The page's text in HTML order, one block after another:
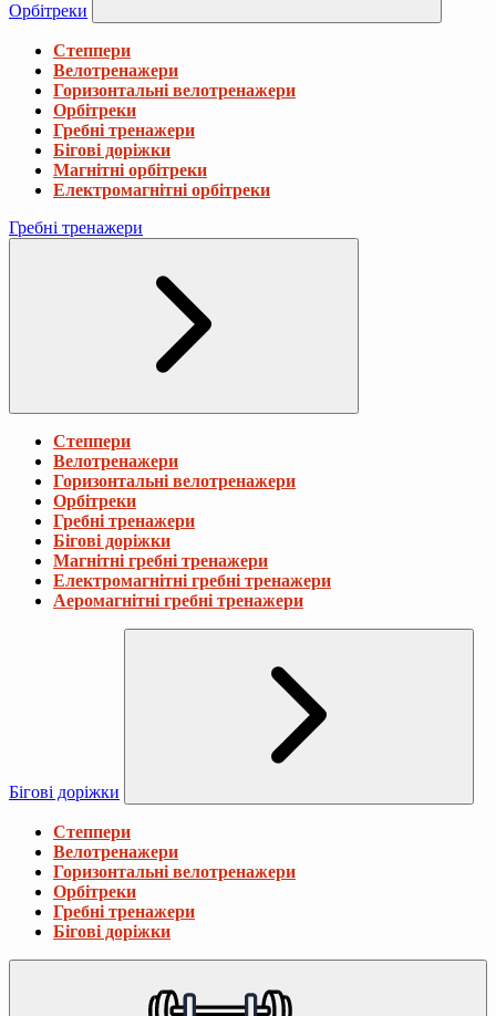
Орбітреки
Степпери
Велотренажери
Горизонтальні велотренажери
Орбітреки
Гребні тренажери
Бігові доріжки
Магнітні орбітреки
Електромагнітні орбітреки
Гребні тренажери
Степпери
Велотренажери
Горизонтальні велотренажери
Орбітреки
Гребні тренажери
Бігові доріжки
Магнітні гребні тренажери
Електромагнітні гребні тренажери
Аеромагнітні гребні тренажери
Бігові доріжки
Степпери
Велотренажери
Горизонтальні велотренажери
Орбітреки
Гребні тренажери
Бігові доріжки